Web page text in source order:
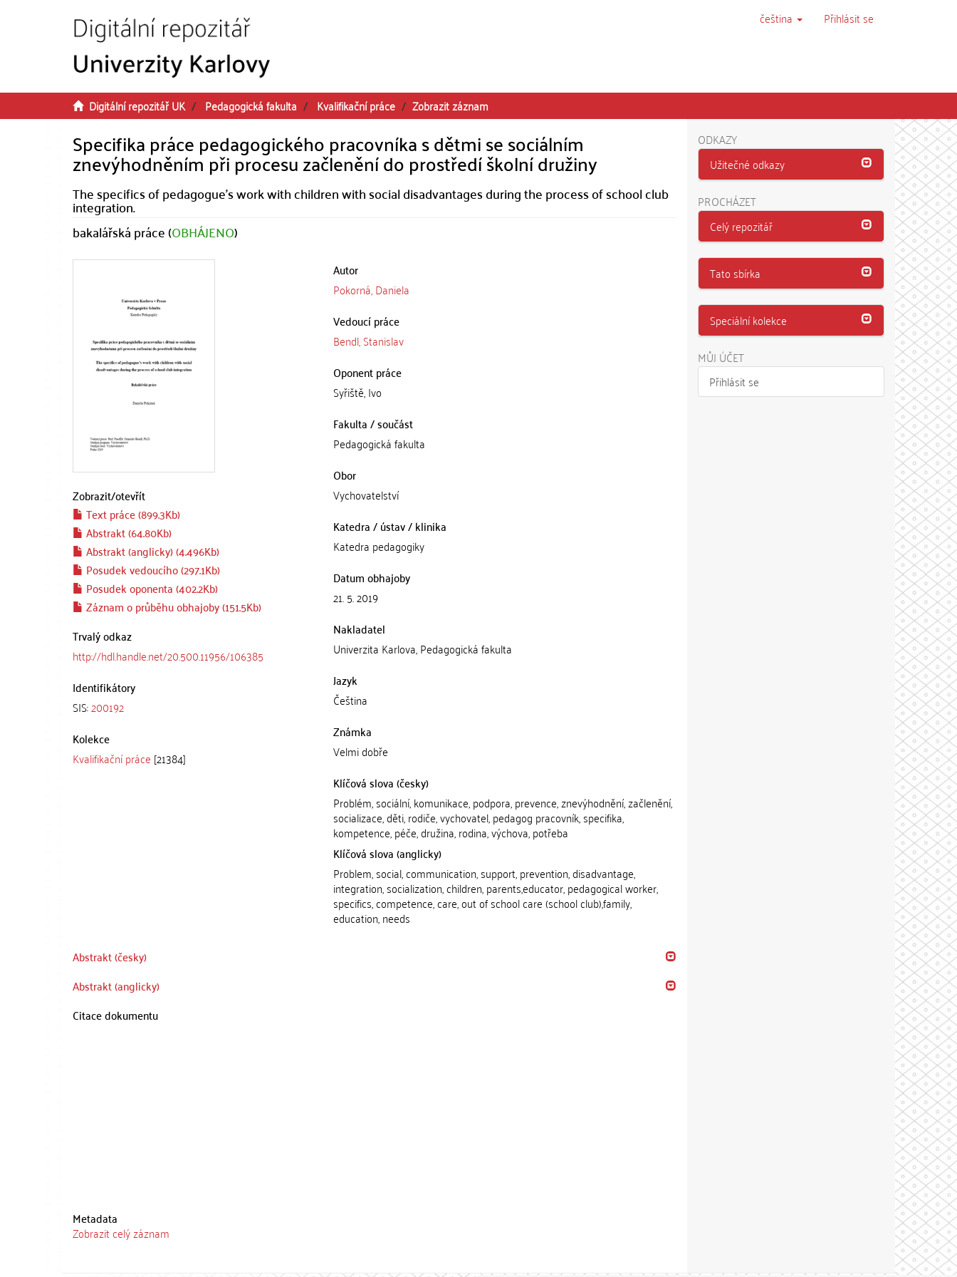
čeština Přihlásit se
Digitální repozitář UK Pedagogická fakulta Kvalifikační práce Zobrazit záznam
Specifika práce pedagogického pracovníka s dětmi se sociálním
znevýhodněním při procesu začlenění do prostředí školní družiny
The specifics of pedagogue's work with children with social disadvantages during the process of school club
integration.
bakalářská práce (OBHÁJENO)
Zobrazit/otevřít
Text práce (899.3Kb)
Abstrakt (64.80Kb)
Abstrakt (anglicky) (4.496Kb)
Posudek vedoucího (297.1Kb)
Posudek oponenta (402.2Kb)
Záznam o průběhu obhajoby (151.5Kb)
Trvalý odkaz
http://hdl.handle.net/20.500.11956/106385
Identifikátory
SIS:200192
Kolekce
Kvalifikační práce [21384]
Autor
Pokorná, Daniela
Vedoucí práce
Bendl, Stanislav
Oponent práce
Syřiště, Ivo
Fakulta / součást
Pedagogická fakulta
Obor
Vychovatelství
Katedra / ústav / klinika
Katedra pedagogiky
Datum obhajoby
21. 5. 2019
Nakladatel
Univerzita Karlova, Pedagogická fakulta
Jazyk
Čeština
Známka
Velmi dobře
Klíčová slova (česky)
Problém, sociální, komunikace, podpora, prevence, znevýhodnění, začlenění,
socializace, děti, rodiče, vychovatel, pedagog pracovník, specifika,
kompetence, péče, družina, rodina, výchova, potřeba
Klíčová slova (anglicky)
Problem, social, communication, support, prevention, disadvantage,
integration, socialization, children, parents,educator, pedagogical worker,
specifics, competence, care, out of school care (school club),family,
education, needs
Abstrakt (česky)
Abstrakt (anglicky)
Citace dokumentu
Metadata
Zobrazit celý záznam
ODKAZY
Užitečné odkazy
PROCHÁZET
Celý repozitář
Tato sbírka
Speciální kolekce
MŮJ ÚČET
Přihlásit se